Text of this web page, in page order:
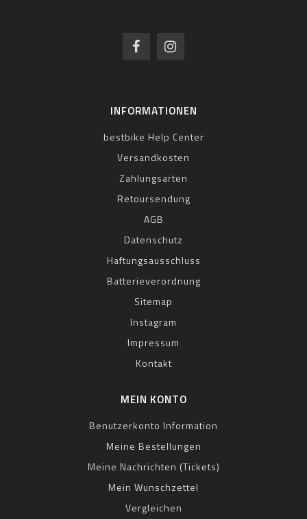
INFORMATIONEN
bestbike Help Center
Versandkosten
Zahlungsarten
Retoursendung
AGB
Datenschutz
Haftungsausschluss
Batterieverordnung
Sitemap
Instagram
Impressum
Kontakt
MEIN KONTO
Benutzerkonto Information
Meine Bestellungen
Meine Nachrichten (Tickets)
Mein Wunschzettel
Vergleichen